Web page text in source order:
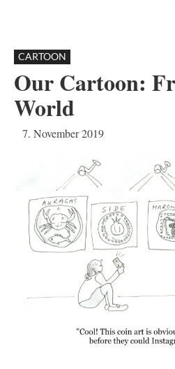
CARTOON
Our Cartoon:
World
7. November 2019